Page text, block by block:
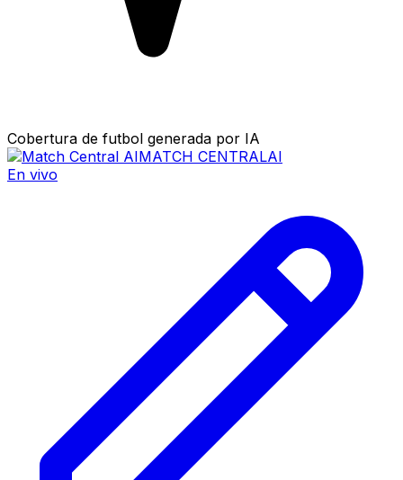
Cobertura de futbol generada por IA
MATCH CENTRALAI
En vivo